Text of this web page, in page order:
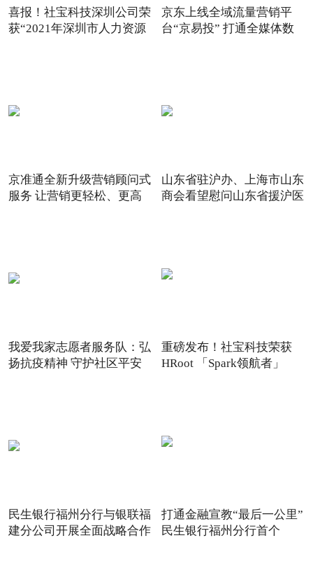
喜报！社宝科技深圳公司荣
获“2021年深圳市人力资源
京东上线全域流量营销平
台“京易投” 打通全媒体数
京准通全新升级营销顾问式
服务 让营销更轻松、更高
山东省驻沪办、上海市山东
商会看望慰问山东省援沪医
我爱我家志愿者服务队：弘
扬抗疫精神 守护社区平安
重磅发布！社宝科技荣获
HRoot 「Spark领航者」
民生银行福州分行与银联福
建分公司开展全面战略合作
打通金融宣教“最后一公里”
民生银行福州分行首个